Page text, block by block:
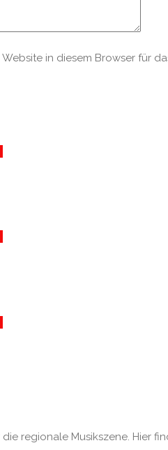
in diesem Browser für
regionale Musikszene. Hier